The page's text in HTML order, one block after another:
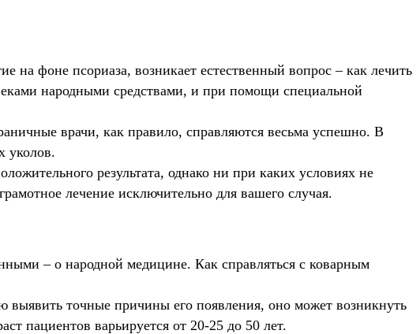
на фоне псориаза, возникает естественный вопрос – как лечить
народными средствами, и при помощи специальной
врачи, как правило, справляются весьма успешно. В
уколов.
результата, однако ни при каких условиях не
лечение исключительно для вашего случая.
– о народной медицине. Как справляться с коварным
выявить точные причины его появления, оно может возникнуть
пациентов варьируется от 20-25 до 50 лет.